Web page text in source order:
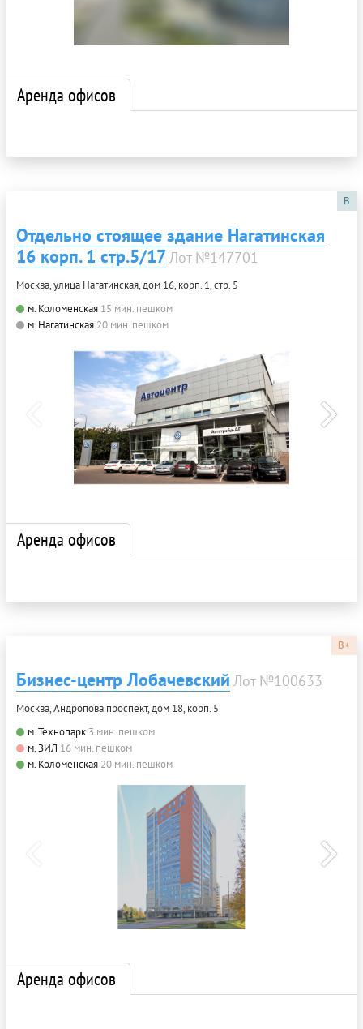
Аренда офисов
B
Отдельно стоящее здание Нагатинская
16 корп. 1 стр.5/17Лот №147701
Москва, улица Нагатинская, дом 16, корп. 1, стр. 5
м. Коломенская 15 мин. пешком
м. Нагатинская 20 мин. пешком
Аренда офисов
B+
Бизнес-центр Лобачевский Лот №100633
Москва, Андропова проспект, дом 18, корп. 5
м. Технопарк 3 мин. пешком
м. ЗИЛ 16 мин. пешком
м. Коломенская 20 мин. пешком
Аренда офисов